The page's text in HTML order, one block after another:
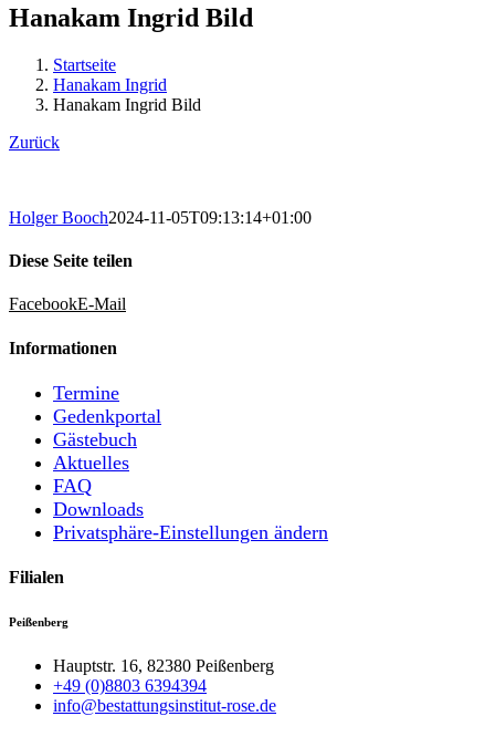
Hanakam Ingrid Bild
Startseite
Hanakam Ingrid
Hanakam Ingrid Bild
Zurück
Holger Booch2024-11-05T09:13:14+01:00
Diese Seite teilen
FacebookE-Mail
Informationen
Termine
Gedenkportal
Gästebuch
Aktuelles
FAQ
Downloads
Privatsphäre-Einstellungen ändern
Filialen
Peißenberg
Hauptstr. 16, 82380 Peißenberg
+49 (0)8803 6394394
info@bestattungsinstitut-rose.de